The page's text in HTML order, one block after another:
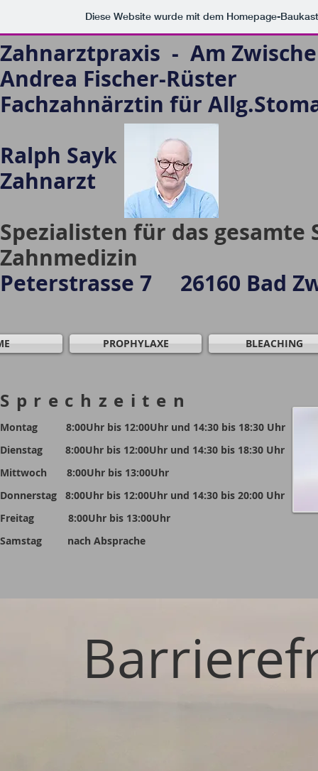
Diese Website wurde mit dem Homepage-
Zahnarztpraxis - Am
Andrea Fischer-Rüster
Fachzahnärztin für
Ralph Sayk
Zahnarzt
Spezialisten für das
Zahnmedizin
Peterstrasse 7
26160 Bad
PROPHYLAXE BLEACHING
Sprechzeiten
Montag 8:00Uhr bis 12:00Uhr und 14:30 bis 18:30 Uhr
Dienstag 8:00Uhr bis 12:00Uhr und 14:30 bis 18:30 Uhr
Mittwoch 8:00Uhr bis 13:00Uhr
Donnerstag 8:00Uhr bis 12:00Uhr und 14:30 bis 20:00 Uhr
Freitag 8:00Uhr bis 13:00Uhr
Samstag nach Absprache